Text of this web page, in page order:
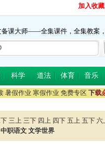
加入收藏
备课大师——全集课件，全集教案
科学 道法 体育 音乐
暑假作业 寒假作业 免费专区 下载
三上 三下 四上 四下 五上 五下 六
中职语文 文学世界